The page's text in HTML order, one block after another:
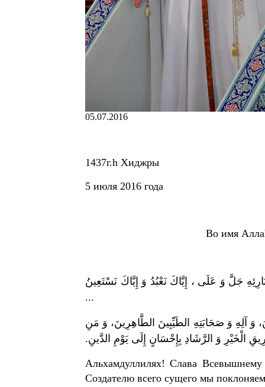
05.07.2016
1437г.h Хиджры
5 июля 2016 года
Во имя
جَلَّ وَ عَلَى ، إِيَّاكَ نَعْبُدُ وَ إِيَّاكَ نَسْتَعِينُ
...
وَ آلِهِ وَ صَحَابَتِهِ الطَيِّبِينَ الطَّاهِرِينَ، وَ مَنِ
الْخَيْرِ وَ الرَّشَادِ بِإِحْسَانٍ إِلَى يَوْمِ الدَّينِ.
Альхамдуллилях! Слава
Создателю всего сущего мы